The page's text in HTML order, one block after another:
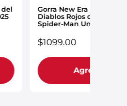
del
Gorra New Era LMB
Diablos Rojos del México
Spider-Man Unisex
$1099.00
Agregar